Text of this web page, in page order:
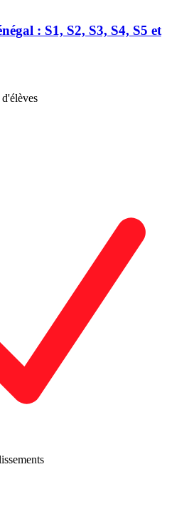
: S1, S2, S3, S4, S5 et